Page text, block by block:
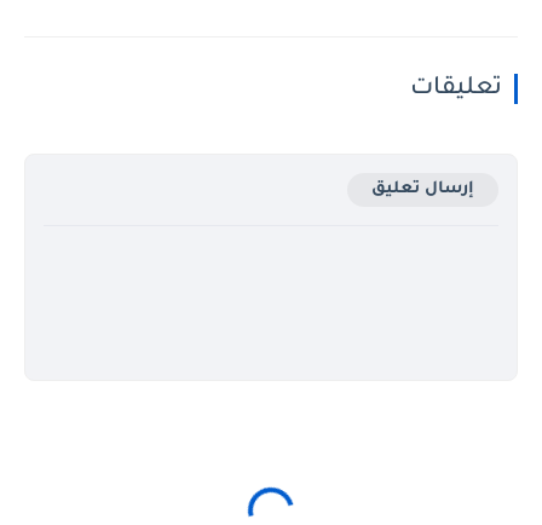
تعليقات
إرسال تعليق